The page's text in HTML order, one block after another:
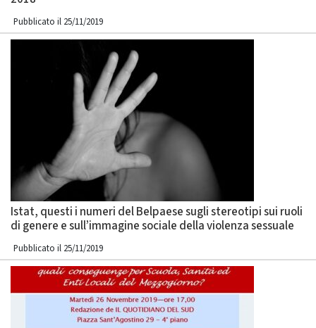
Pubblicato il 25/11/2019
Istat, questi i numeri del Belpaese sugli stereotipi sui ruoli
di genere e sull’immagine sociale della violenza sessuale
Pubblicato il 25/11/2019